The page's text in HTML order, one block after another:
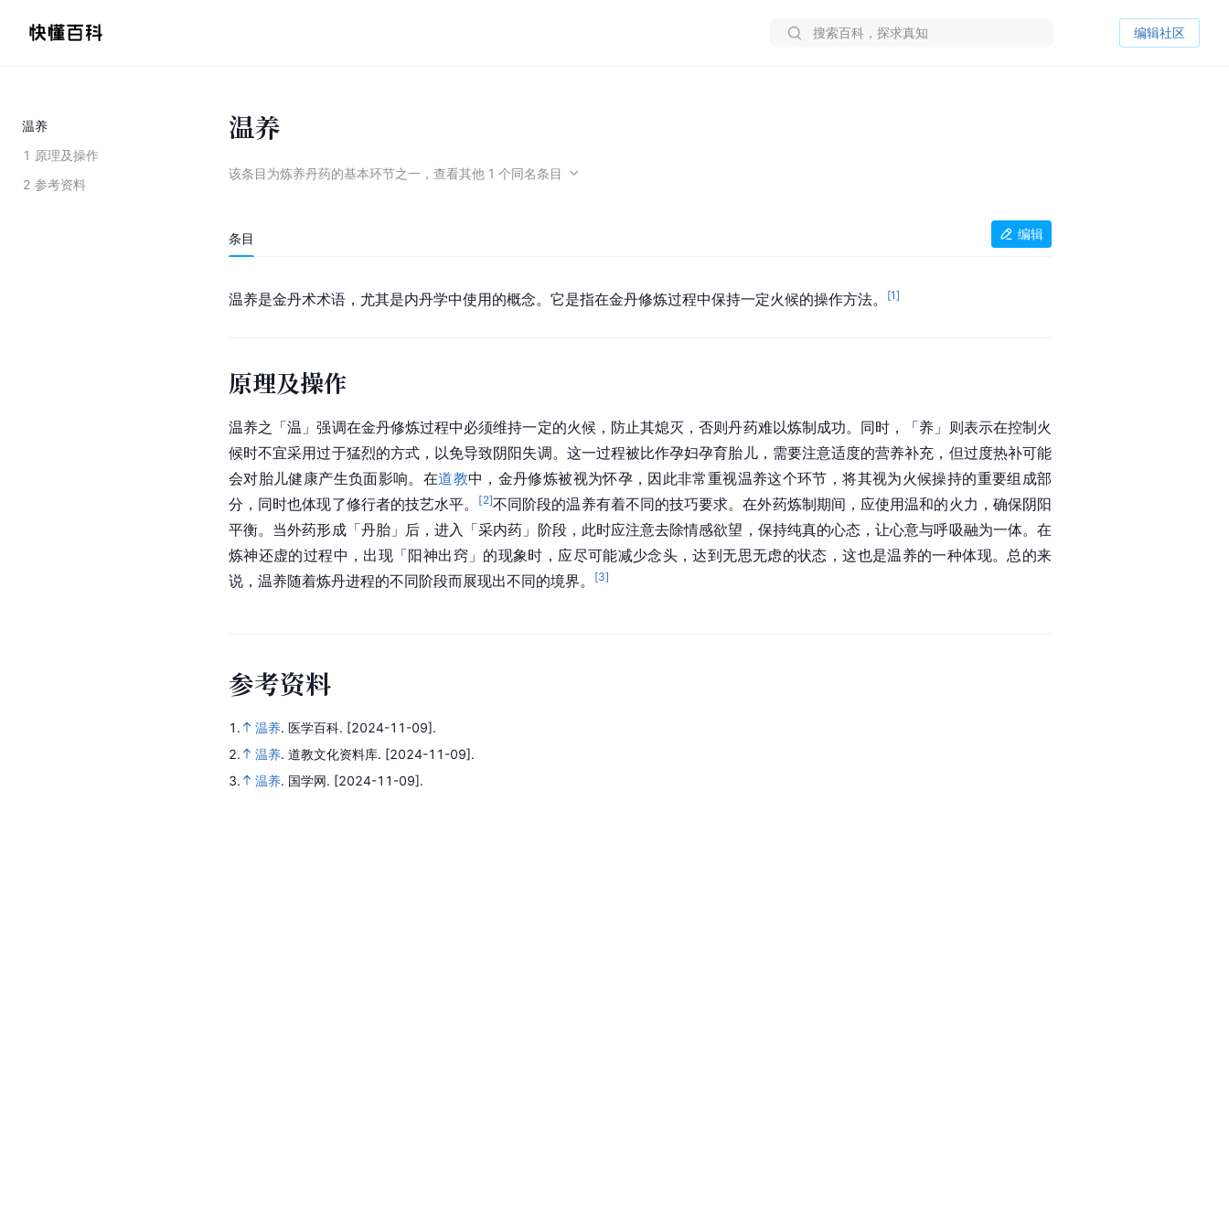
编辑社区
温养
1 原理及操作
2 参考资料
温养
该条目为炼养丹药的基本环节之一 ， 查看其他 1 个同名条目
条目 编辑
温养是金丹术术语，尤其是内丹学中使用的概念。它是指在金丹修炼过程中保持一定火候的操作方法。 [1]
原理及操作
温养之「温」强调在金丹修炼过程中必须维持一定的火候，防止其熄灭，否则丹药难以炼制成功。同时，「养」则表示在控制火
候时不宜采用过于猛烈的方式，以免导致阴阳失调。这一过程被比作孕妇孕育胎儿，需要注意适度的营养补充，但过度热补可能
会对胎儿健康产生负面影响。在道教中，金丹修炼被视为怀孕，因此非常重视温养这个环节，将其视为火候操持的重要组成部
分，同时也体现了修行者的技艺水平。
[2]不同阶段的温养有着不同的技巧要求。在外药炼制期间，应使用温和的火力，确保阴阳
平衡。当外药形成「丹胎」后，进入「采内药」阶段，此时应注意去除情感欲望，保持纯真的心态，让心意与呼吸融为一体。在
炼神还虚的过程中，出现「阳神出窍」的现象时，应尽可能减少念头，达到无思无虑的状态，这也是温养的一种体现。总的来
说，温养随着炼丹进程的不同阶段而展现出不同的境界。
[3]
参考资料
1. 温养. 医学百科. [2024-11-09].
2.
温养. 道教文化资料库. [2024-11-09].
3.
温养. 国学网. [2024-11-09].